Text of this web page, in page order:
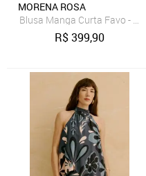
MORENA ROSA
Blusa Manga Curta Favo - Azul
R$399,90